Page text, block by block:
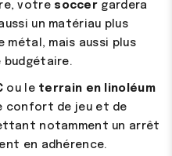
votre soccer gardera
aussi un matériau plus
métal, mais aussi plus
budgétaire.
ou le terrain en linoléum
confort de jeu et de
notamment un arrêt
en adhérence.